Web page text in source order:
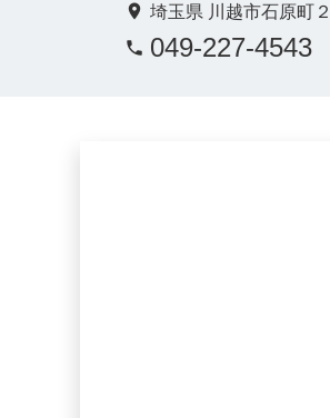
埼玉県 川越市石原町
049-227-4543